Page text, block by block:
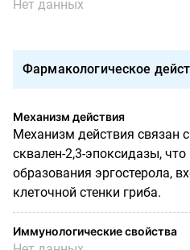
Нет данных
Фармакологическое
Механизм действия
Механизм действия связан
сквален-2,3-эпоксидазы,
образования эргостерола,
клеточной стенки гриба.
Иммунологические свойства